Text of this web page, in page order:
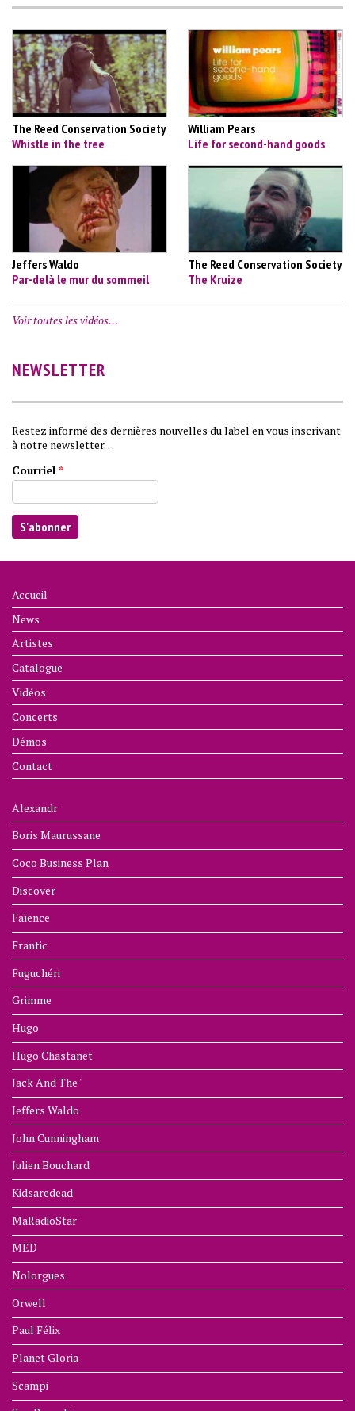
The Reed Conservation Society
Whistle in the tree
William Pears
Life for second-hand goods
Jeffers Waldo
Par-delà le mur du sommeil
The Reed Conservation Society
The Kruize
Voir toutes les vidéos…
NEWSLETTER
Restez informé des dernières nouvelles du label en vous inscrivant
à notre newsletter…
Courriel *
Accueil
News
Artistes
Catalogue
Vidéos
Concerts
Démos
Contact
Alexandr
Boris Maurussane
Coco Business Plan
Discover
Faïence
Frantic
Fuguchéri
Grimme
Hugo
Hugo Chastanet
Jack And The '
Jeffers Waldo
John Cunningham
Julien Bouchard
Kidsaredead
MaRadioStar
MED
Nolorgues
Orwell
Paul Félix
Planet Gloria
Scampi